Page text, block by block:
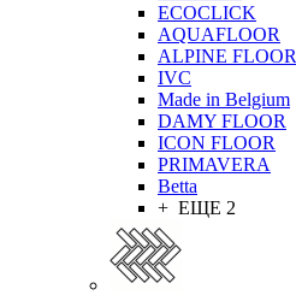
ECOCLICK
AQUAFLOOR
ALPINE FLOOR
IVC
Made in Belgium
DAMY FLOOR
ICON FLOOR
PRIMAVERA
Betta
+ ЕЩЕ 2